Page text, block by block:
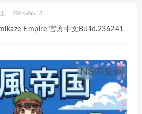
2026-06-18
Empire 官方中文Build.236241